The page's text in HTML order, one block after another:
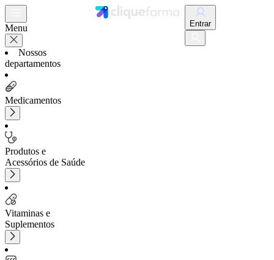
Menu
Nossos
departamentos
Medicamentos
Produtos e
Acessórios de Saúde
Vitaminas e
Suplementos
Entrar